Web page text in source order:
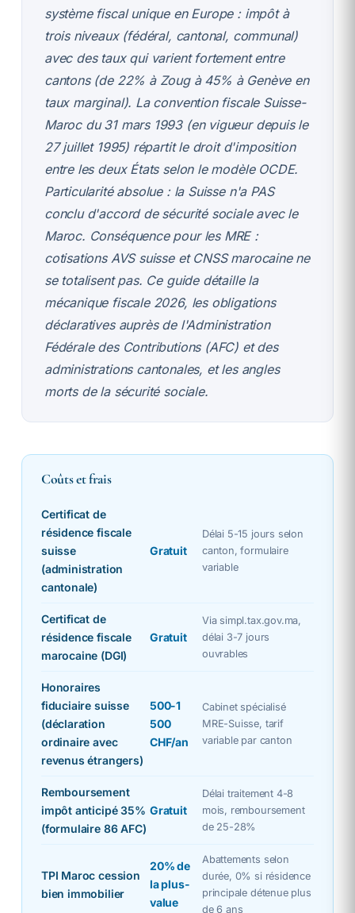
système fiscal unique en Europe : impôt à
trois niveaux (fédéral, cantonal, communal)
avec des taux qui varient fortement entre
cantons (de 22% à Zoug à 45% à Genève en
taux marginal). La convention fiscale Suisse-
Maroc du 31 mars 1993 (en vigueur depuis le
27 juillet 1995) répartit le droit d'imposition
entre les deux États selon le modèle OCDE.
Particularité absolue : la Suisse n'a PAS
conclu d'accord de sécurité sociale avec le
Maroc. Conséquence pour les MRE :
cotisations AVS suisse et CNSS marocaine ne
se totalisent pas. Ce guide détaille la
mécanique fiscale 2026, les obligations
déclaratives auprès de l'Administration
Fédérale des Contributions (AFC) et des
administrations cantonales, et les angles
morts de la sécurité sociale.
Coûts et frais
Certificat de
résidence fiscale
suisse
(administration
cantonale)
Gratuit
Délai 5-15 jours selon
canton, formulaire
variable
Certificat de
résidence fiscale
marocaine (DGI)
Gratuit
Via simpl.tax.gov.ma,
délai 3-7 jours
ouvrables
Honoraires
fiduciaire suisse
(déclaration
ordinaire avec
revenus étrangers)
500-1
500
CHF/an
Cabinet spécialisé
MRE-Suisse, tarif
variable par canton
Remboursement
impôt anticipé 35%
(formulaire 86 AFC)
Gratuit
Délai traitement 4-8
mois, remboursement
de 25-28%
TPI Maroc cession
bien immobilier
20% de
la plus-
value
Abattements selon
durée, 0% si résidence
principale détenue plus
de 6 ans